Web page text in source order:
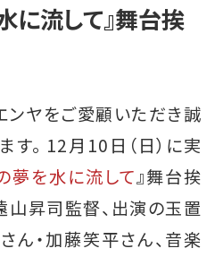
に流して』舞台挨
ンヤをご愛顧いただき誠
す。 12月10日（日）に実
夢を水に流して』舞台挨
山昇司監督、出演の玉置
ん・加藤笑平さん、音楽